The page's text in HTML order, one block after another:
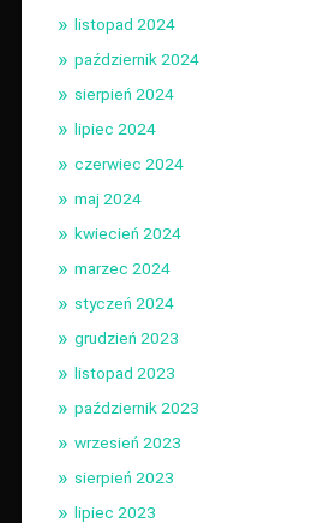
listopad 2024
październik 2024
sierpień 2024
lipiec 2024
czerwiec 2024
maj 2024
kwiecień 2024
marzec 2024
styczeń 2024
grudzień 2023
listopad 2023
październik 2023
wrzesień 2023
sierpień 2023
lipiec 2023